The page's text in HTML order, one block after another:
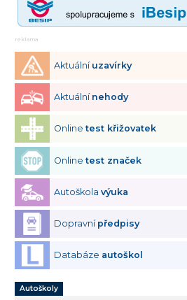
reklama
Aktuální uzavírky
Aktuální nehody
Onlinetest křižovatek
Onlinetest značek
Autoškolavýuka
Dopravní předpisy
Databáze autoškol
Autoškoly